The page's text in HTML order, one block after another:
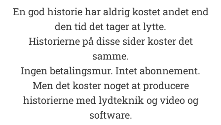
En god historie har aldrig kostet andet end
den tid det tager at lytte.
Historierne på disse sider koster det
samme.
Ingen betalingsmur. Intet abonnement.
Men det koster noget at producere
historierne med lydteknik og video og
software.